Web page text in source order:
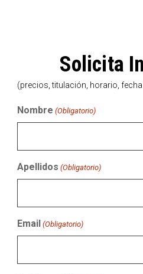
Solicita
(precios, titulación, horario,
Nombre (Obligatorio)
Apellidos (Obligatorio)
Email (Obligatorio)